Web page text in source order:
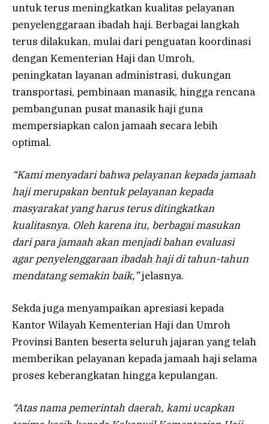
untuk terus meningkatkan kualitas pelayanan
penyelenggaraan ibadah haji. Berbagai langkah
terus dilakukan, mulai dari penguatan koordinasi
dengan Kementerian Haji dan Umroh,
peningkatan layanan administrasi, dukungan
transportasi, pembinaan manasik, hingga rencana
pembangunan pusat manasik haji guna
mempersiapkan calon jamaah secara lebih
optimal.
“Kami menyadari bahwa pelayanan kepada jamaah
haji merupakan bentuk pelayanan kepada
masyarakat yang harus terus ditingkatkan
kualitasnya. Oleh karena itu, berbagai masukan
dari para jamaah akan menjadi bahan evaluasi
agar penyelenggaraan ibadah haji di tahun-tahun
mendatang semakin baik,”jelasnya.
Sekda juga menyampaikan apresiasi kepada
Kantor Wilayah Kementerian Haji dan Umroh
Provinsi Banten beserta seluruh jajaran yang telah
memberikan pelayanan kepada jamaah haji selama
proses keberangkatan hingga kepulangan.
“Atas nama pemerintah daerah, kami ucapkan